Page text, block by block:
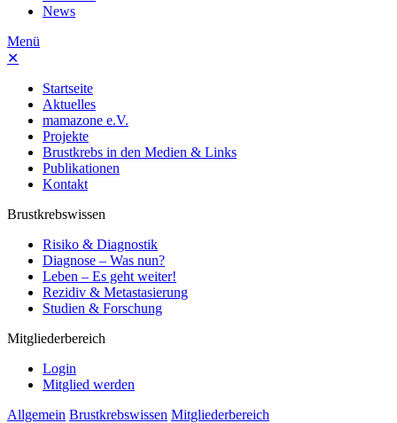
News
Menü
✕
Startseite
Aktuelles
mamazone e.V.
Projekte
Brustkrebs in den Medien & Links
Publikationen
Kontakt
Brustkrebswissen
Risiko & Diagnostik
Diagnose – Was nun?
Leben – Es geht weiter!
Rezidiv & Metastasierung
Studien & Forschung
Mitgliederbereich
Login
Mitglied werden
Allgemein Brustkrebswissen Mitgliederbereich